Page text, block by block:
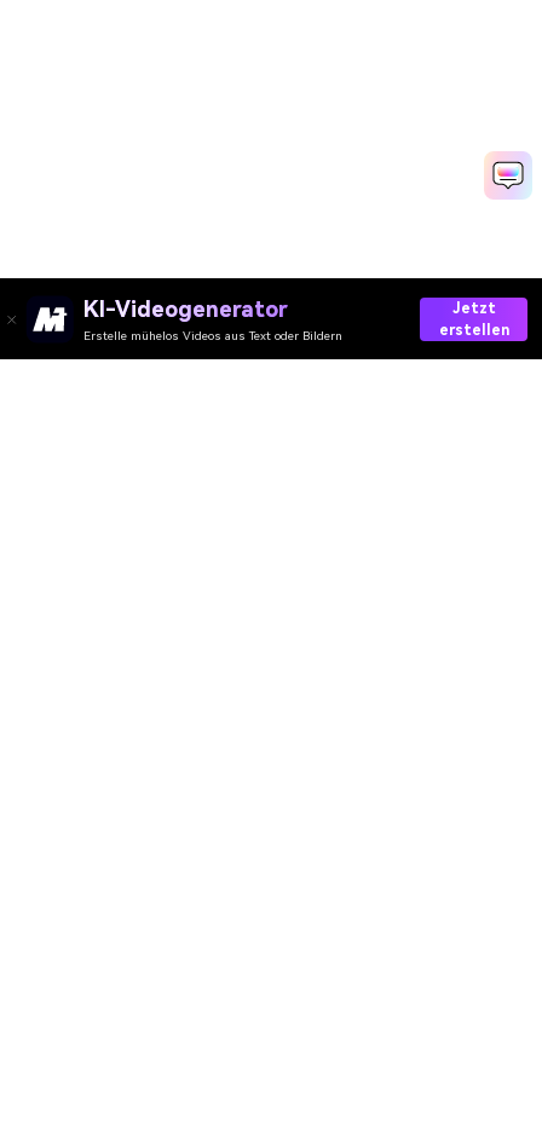
KI-Videogenerator
Erstelle mühelos Videos aus Text oder Bildern
Jetzt
erstellen